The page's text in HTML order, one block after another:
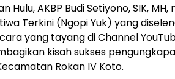
Hulu, AKBP Budi Setiyono, SIK,
Terkini (Ngopi Yuk) yang
yang tayang di Channel
kisah sukses
Rokan IV Koto.